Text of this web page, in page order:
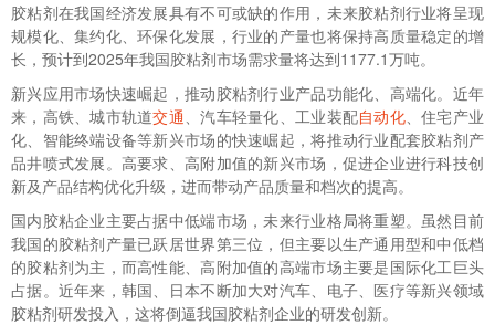
胶粘剂在我国经济发展具有不可或缺的作用，未来胶粘剂行业将呈现
规模化、集约化、环保化发展，行业的产量也将保持高质量稳定的增
长，预计到2025年我国胶粘剂市场需求量将达到1177.1万吨。
新兴应用市场快速崛起，推动胶粘剂行业产品功能化、高端化。近年
来，高铁、城市轨道交通、汽车轻量化、工业装配自动化、住宅产业
化、智能终端设备等新兴市场的快速崛起，将推动行业配套胶粘剂产
品井喷式发展。高要求、高附加值的新兴市场，促进企业进行科技创
新及产品结构优化升级，进而带动产品质量和档次的提高。
国内胶粘企业主要占据中低端市场，未来行业格局将重塑。虽然目前
我国的胶粘剂产量已跃居世界第三位，但主要以生产通用型和中低档
的胶粘剂为主，而高性能、高附加值的高端市场主要是国际化工巨头
占据。近年来，韩国、日本不断加大对汽车、电子、医疗等新兴领域
胶粘剂研发投入，这将倒逼我国胶粘剂企业的研发创新。